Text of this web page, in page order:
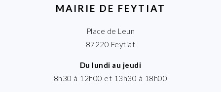
MAIRIE DE FEYTIAT
Place de Leun
87220 Feytiat
Du lundi au jeudi
8h30 à 12h00 et 13h30 à 18h00